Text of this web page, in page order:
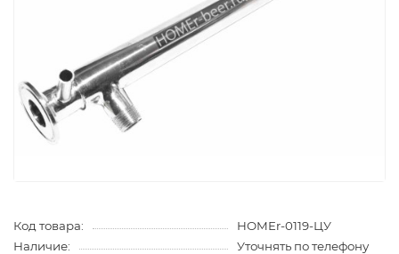
Код товара:
HOMEr-0119-ЦУ
Наличие:
Уточнять по телефону